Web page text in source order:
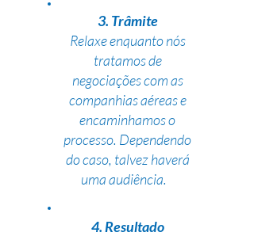
3. Trâmite
Relaxe enquanto nós
tratamos de
negociações com as
companhias aéreas e
encaminhamos o
processo. Dependendo
do caso, talvez haverá
uma audiência.
4. Resultado